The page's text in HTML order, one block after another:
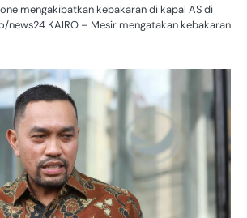
mengakibatkan kebakaran di kapal AS di
news24 KAIRO – Mesir mengatakan kebakaran